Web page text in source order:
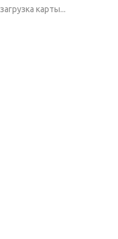
загрузка карты...